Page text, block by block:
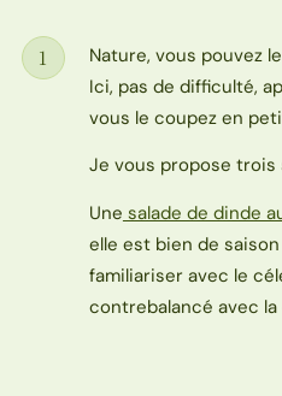
Étape
1
Nature, vous pouvez
Ici, pas de difficulté,
vous le coupez en
Je vous propose trois
Une salade de dinde
elle est bien de
familiariser avec le
contrebalancé avec la